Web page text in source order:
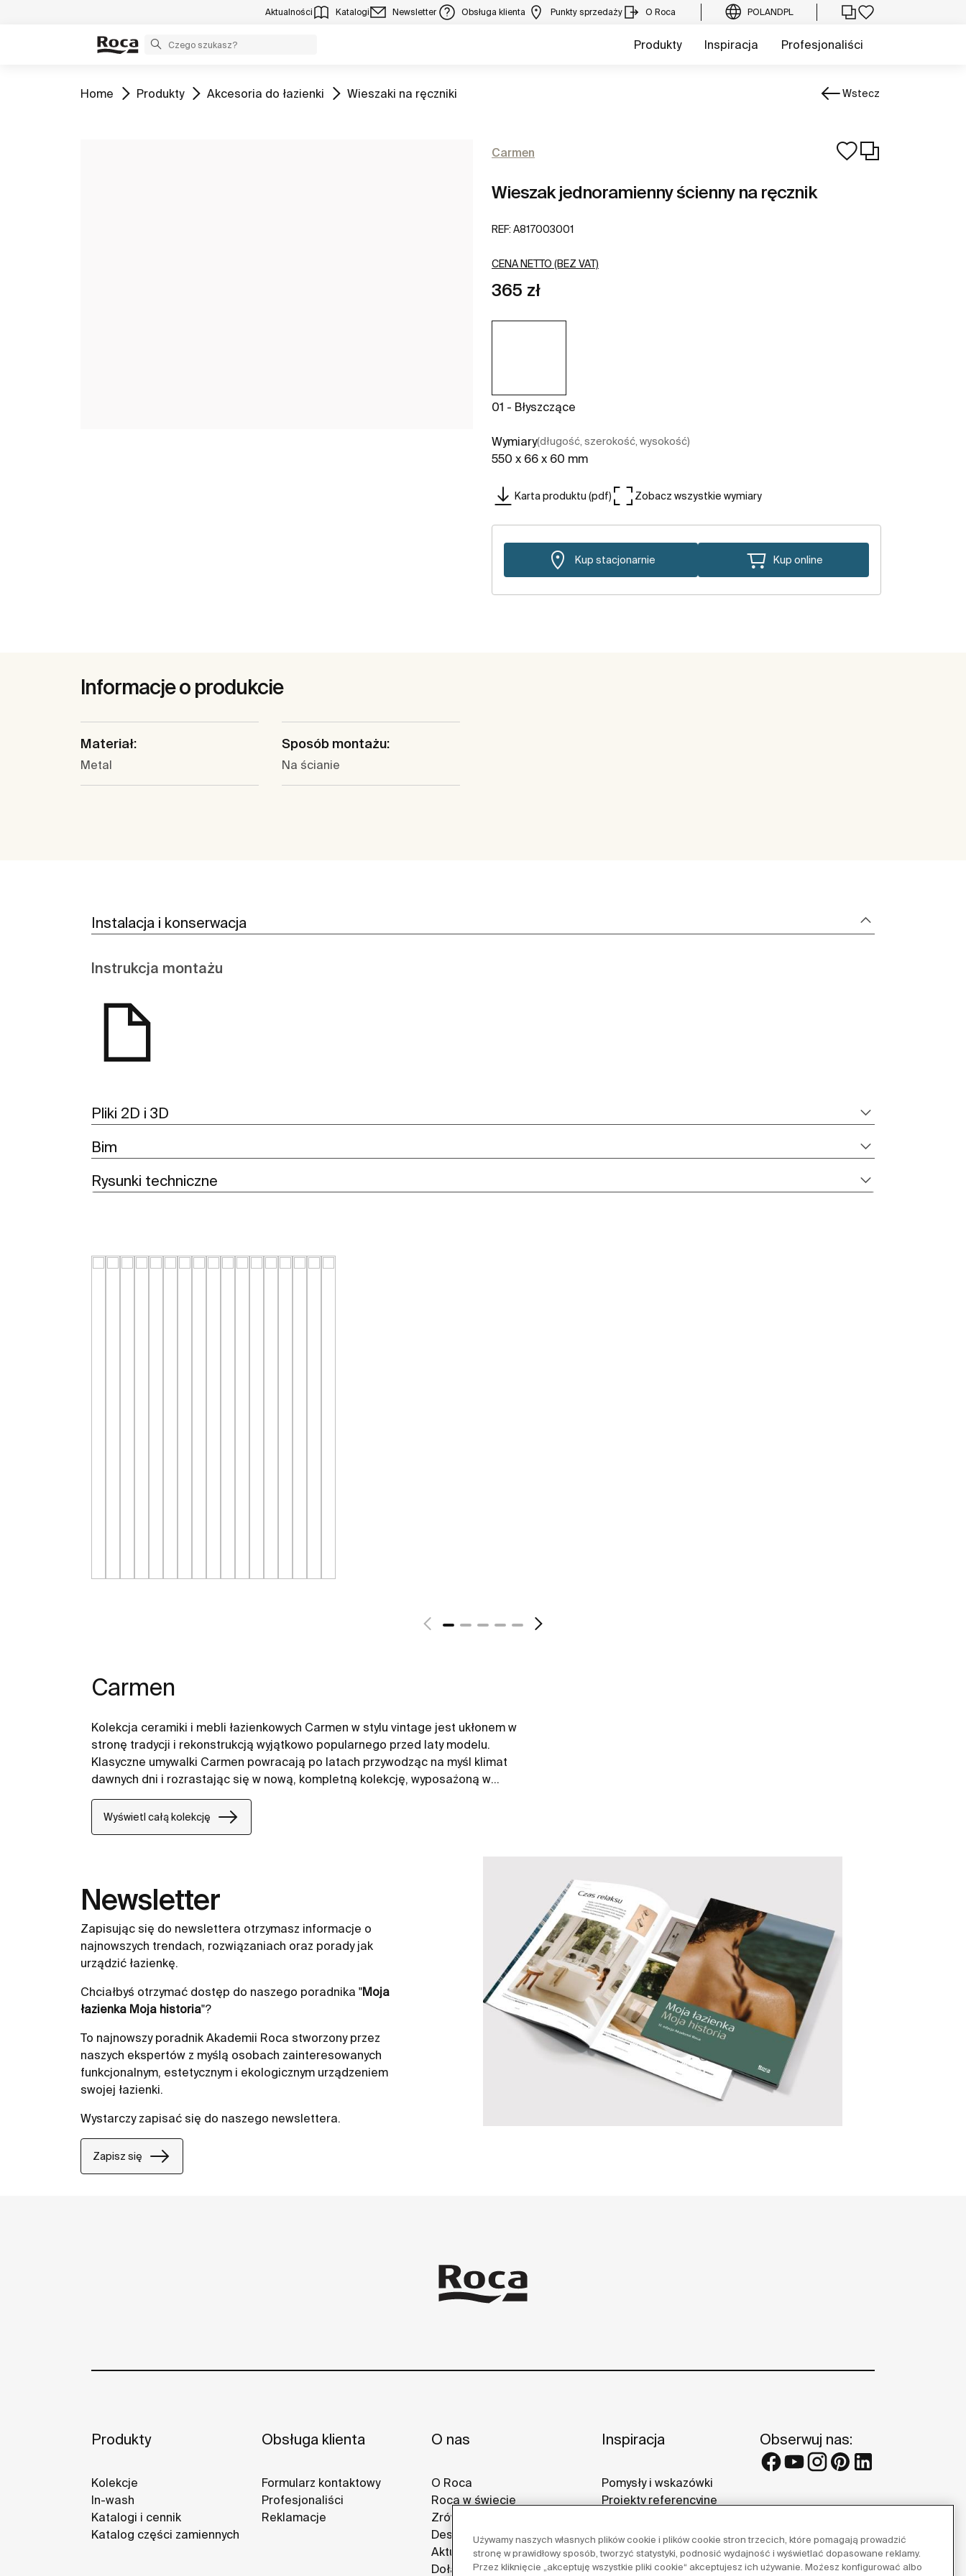
Aktualności Katalogi Newsletter Obsługa klienta Punkty sprzedaży O Roca POLANDPL
Produkty Inspiracja Profesjonaliści
Zobacz
Home Zobacz
Produkty Zobacz
Akcesoria do łazienki Zobacz
Wieszaki na ręczniki Wstecz
Carmen
Wieszak jednoramienny ścienny na ręcznik
REF: A817003001
CENA NETTO (BEZ VAT)
365 zł
01 - Błyszczące
Wymiary(długość, szerokość, wysokość)
550 x 66 x 60 mm
Karta produktu (pdf) Zobacz wszystkie wymiary
Kup stacjonarnie Kup online
Informacje o produkcie
Materiał:
Metal
Sposób montażu:
Na ścianie
Instalacja i konserwacja
Instrukcja montażu
Pliki 2D i 3D
Bim
Rysunki techniczne
Carmen
Kolekcja ceramiki i mebli łazienkowych Carmen w stylu vintage jest ukłonem w
stronę tradycji i rekonstrukcją wyjątkowo popularnego przed laty modelu.
Klasyczne umywalki Carmen powracają po latach przywodząc na myśl klimat
dawnych dni i rozrastając się w nową, kompletną kolekcję, wyposażoną w
najnowocześniejsze rozwiązania takie jak innowacyjne toalety Rimless.
Wyświetl całą kolekcję
Newsletter
Zapisując się do newslettera otrzymasz informacje o
najnowszych trendach, rozwiązaniach oraz porady jak
urządzić łazienkę.
Chciałbyś otrzymać dostęp do naszego poradnika "Moja
łazienka Moja historia"?
To najnowszy poradnik Akademii Roca stworzony przez
naszych ekspertów z myślą osobach zainteresowanych
funkcjonalnym, estetycznym i ekologicznym urządzeniem
swojej łazienki.
Wystarczy zapisać się do naszego newslettera.
Zapisz się
Produkty
Kolekcje
In-wash
Katalogi i cennik
Katalog części zamiennych
Obsługa klienta
Formularz kontaktowy
Profesjonaliści
Reklamacje
O nas
O Roca
Roca w świecie
Zrównoważony rozwój
Design i innowacja
Aktualności
Dołącz do nas
Inspiracja
Pomysły i wskazówki
Projekty referencyjne
Obserwuj nas:
Używamy naszych własnych plików cookie i plików cookie stron trzecich, które pomagają prowadzić
stronę w prawidłowy sposób, tworzyć statystyki, podnosić wydajność i wyświetlać dopasowane reklamy.
Przez kliknięcie „akceptuję wszystkie pliki cookie“ akceptujesz ich używanie. Możesz konfigurować albo